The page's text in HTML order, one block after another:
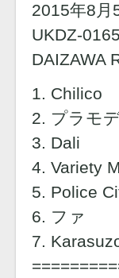
2015年8月
UKDZ-
DAIZAWA
1. Chilico
2. プラモ
3. Dali
4. Variety
5. Police
6. ファ
7.